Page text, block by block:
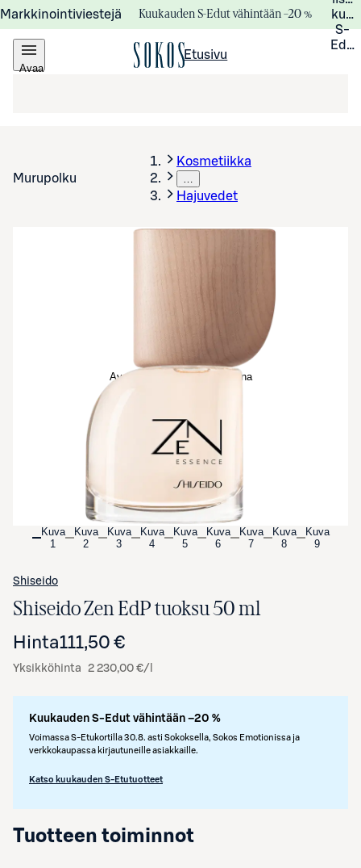
Markkinointiviestejä Kuukauden S-Edut vähintään –20 %
S-
Avaa
Etusivu
Murupolku
Kosmetiikka
…
Hajuvedet
Avaa tuotekuva suurennettuna
Kuva
1
Kuva
2
Kuva
3
Kuva
4
Kuva
5
Kuva
6
Kuva
7
Kuva
8
Kuva
9
Shiseido
Shiseido Zen EdP tuoksu 50 ml
Hinta111,50 €
Yksikköhinta 2 230,00 €/l
Kuukauden S-Edut vähintään –20 %
Voimassa S-Etukortilla 30.8. asti Sokoksella, Sokos Emotionissa ja
verkkokaupassa kirjautuneille asiakkaille.
Katso kuukauden S-Etutuotteet
Tuotteen toiminnot